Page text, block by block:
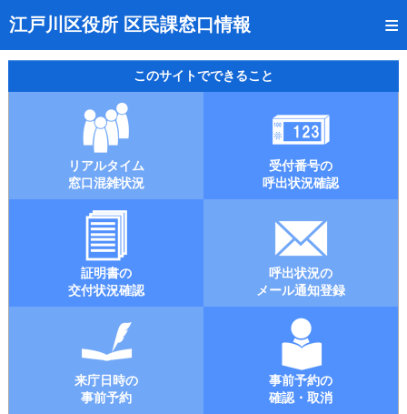
江戸川区役所 区民課窓口情報
トップページ
リアルタイム窓口混雑状況
受付番号の呼出状況確認
証明書の交付状況確認
呼出状況のメール通知登録
来庁日時の事前予約
事前予約の確認・取消
混雑予想カレンダー
本サイトのご利用案内
このサイトでできること
リアルタイム
窓口混雑状況
受付番号の
呼出状況確認
証明書の
交付状況確認
呼出状況の
メール通知登録
来庁日時の
事前予約
事前予約の
確認・取消